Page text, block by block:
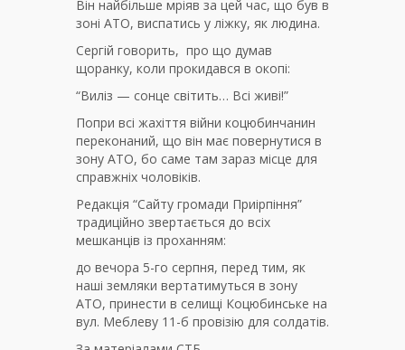
Він найбільше мріяв за цей час, що був в
зоні АТО, виспатись у ліжку, як людина.
Сергій говорить, про що думав
щоранку, коли прокидався в окопі:
“Виліз — сонце світить… Всі живі!”
Попри всі жахіття війни коцюбинчанин
переконаний, що він має повернутися в
зону АТО, бо саме там зараз місце для
справжніх чоловіків.
Редакція “Сайту громади Приірпіння”
традиційно звертається до всіх
мешканців із проханням:
до вечора 5-го серпня, перед тим, як
наші земляки вертатимуться в зону
АТО, принести в селищі Коцюбинське на
вул. Меблеву 11-б провізію для солдатів.